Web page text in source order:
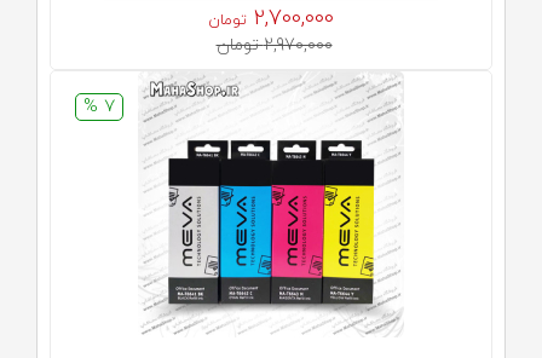
2,700,000 تومان
2,970,000 تومان
7 %